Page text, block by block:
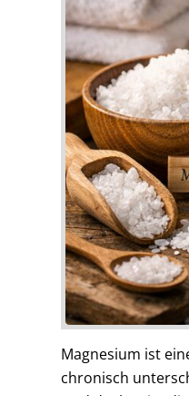
Magnesium ist
chronisch